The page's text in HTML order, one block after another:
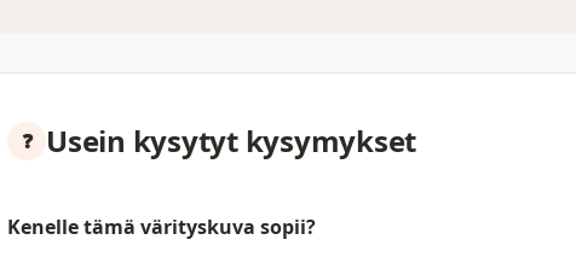
Usein kysytyt kysymykset
Kenelle tämä värityskuva sopii?